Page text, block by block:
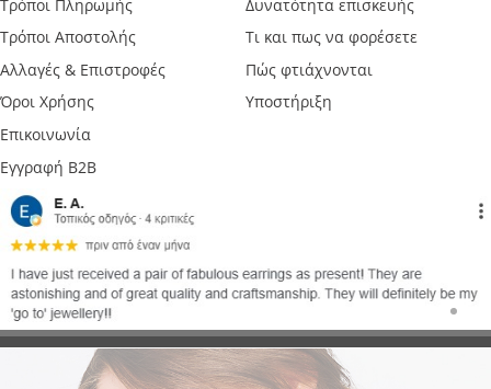
Τρόποι Πληρωμής
Τρόποι Αποστολής
Αλλαγές & Επιστροφές
Όροι Χρήσης
Επικοινωνία
Εγγραφή B2B
Δυνατότητα επισκευής
Τι και πως να φορέσετε
Πώς φτιάχνονται
Υποστήριξη